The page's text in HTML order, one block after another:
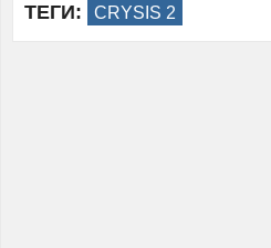
ТЕГИ: CRYSIS 2